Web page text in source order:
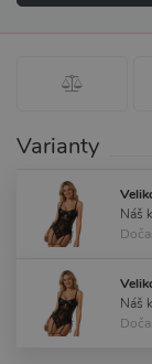
Varianty
Náš
Náš